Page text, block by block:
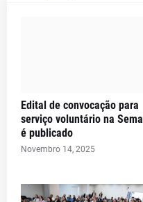
Edital de convocação para
serviço voluntário na Sema
é publicado
Novembro 14, 2025